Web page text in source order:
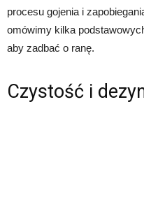
procesu gojenia i
omówimy kilka
aby zadbać o ranę.
Czystość i